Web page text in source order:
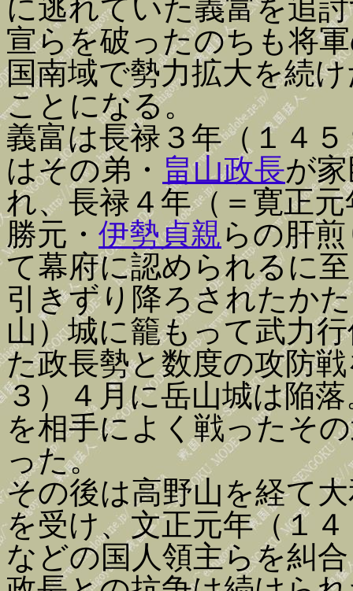
に逃れていた義富を追
宣らを破ったのちも将
国南域で勢力拡大を続
ことになる。
義富は長禄３年（１４
はその弟・ 畠山政長が
れ、長禄４年（＝寛正
勝元・ 伊勢貞親らの肝
て幕府に認められるに
引きずり降ろされたか
山）城に籠もって武力
た政長勢と数度の攻防
３）４月に岳山城は陥
を相手によく戦ったそ
った。
その後は高野山を経て
を受け、文正元年（１
などの国人領主らを糾